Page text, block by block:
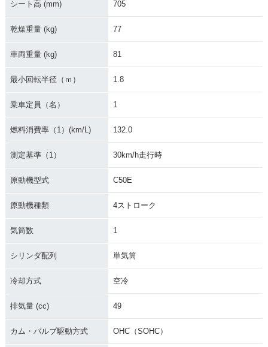
キックタイプ・カラ
セルフスターター併
2000年 Little Cub
フスターター併用・
特別・限定仕様
2000年 Little Cub
クタイプ・特別・限
定仕様
1999年 Little Cub
キックタイプ・マイ
1998年 Little Cub
セルフスターター併
シート高 (mm) 705
乾燥重量 (kg) 77
車両重量 (kg) 81
最小回転半径（ｍ） 1.8
乗車定員（名） 1
燃料消費率（1）(km/L) 132.0
測定基準（1） 30km/h走行時
原動機型式 C50E
原動機種類 4ストローク
気筒数 1
シリンダ配列 単気筒
冷却方式 空冷
排気量 (cc) 49
カム・バルブ駆動方式 OHC（SOHC）